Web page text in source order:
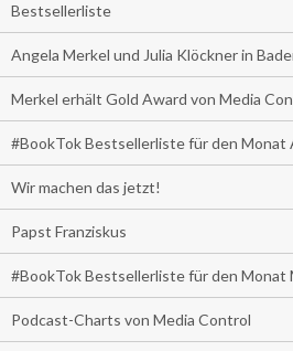
Bestsellerliste
Angela Merkel und Julia Klöckner in
Merkel erhält Gold Award von Media
#BookTok Bestsellerliste für den Monat
Wir machen das jetzt!
Papst Franziskus
#BookTok Bestsellerliste für den Monat
Podcast-Charts von Media Control